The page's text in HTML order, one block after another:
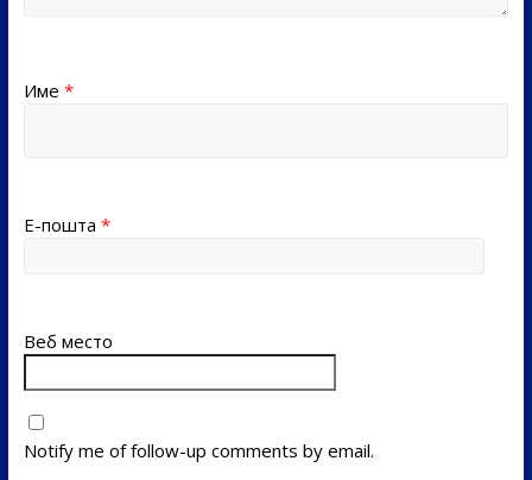
Име *
Е-пошта *
Веб место
Notify me of follow-up comments by email.